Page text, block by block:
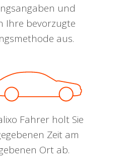
und
Ihre bevorzugte
aus.
Fahrer holt Sie
Zeit am
Ort ab.